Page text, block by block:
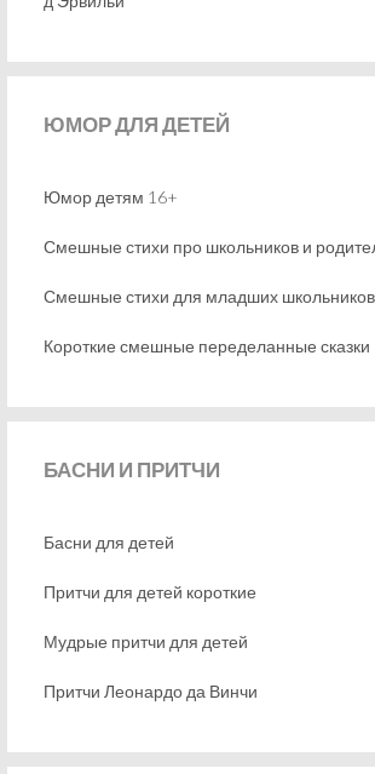
ЮМОРДЛЯ ДЕТЕЙ
Юмор детям 16+
Смешные стихи про школьников и
Смешные стихи для младших школьников
Короткие смешные переделанные сказки
БАСНИ И ПРИТЧИ
Басни для детей
Притчи для детей короткие
Мудрые притчи для детей
Притчи Леонардо да Винчи